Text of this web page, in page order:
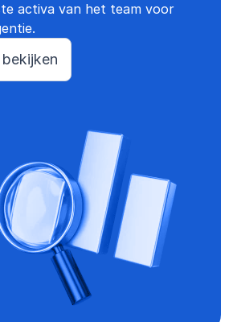
activa van het team voor